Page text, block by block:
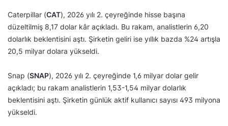
Caterpillar (CAT), 2026 yılı 2. çeyreğinde hisse başına
düzeltilmiş 8,17 dolar kâr açıkladı. Bu rakam, analistlerin 6,20
dolarlık beklentisini aştı. Şirketin geliri ise yıllık bazda %24 artışla
20,5 milyar dolara yükseldi.
Snap (SNAP), 2026 yılı 2. çeyreğinde 1,6 milyar dolar gelir
açıkladı; bu rakam analistlerin 1,53-1,54 milyar dolarlık
beklentisini aştı. Şirketin günlük aktif kullanıcı sayısı 493 milyona
yükseldi.